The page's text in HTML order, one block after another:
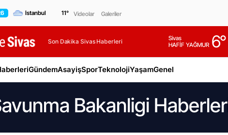
11° Videolar Galeriler
Son Dakika Sivas Haberleri
Sivas
HAFİF YAĞMUR 6°
GündemAsayişSporTeknolojiYaşamGenel
Bakanligi